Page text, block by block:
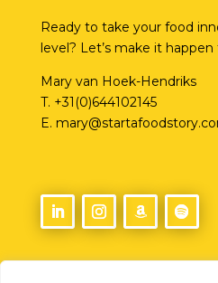
Ready to take your food
level? Let’s make it
Mary van Hoek-Hendriks
T. +31(0)644102145
E.